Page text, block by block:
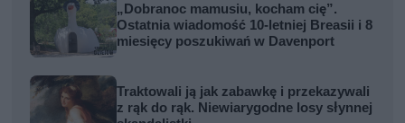
„Dobranoc mamusiu, kocham cię”.
Ostatnia wiadomość 10-letniej Breasii i 8
miesięcy poszukiwań w Davenport
Traktowali ją jak zabawkę i przekazywali
z rąk do rąk. Niewiarygodne losy słynnej